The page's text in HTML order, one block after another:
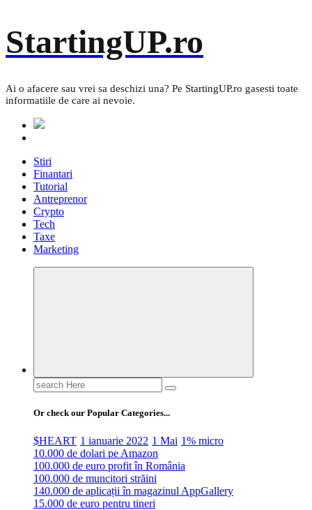
to
content
StartingUP.ro
Ai o afacere sau vrei sa deschizi una? Pe StartingUP.ro gasesti toate
informatiile de care ai nevoie.
Stiri
Finantari
Tutorial
Antreprenor
Crypto
Tech
Taxe
Marketing
Search
for:
Or check our Popular Categories...
$HEART 1 ianuarie 2022 1 Mai 1% micro
10.000 de dolari pe Amazon
100.000 de euro profit în România
100.000 de muncitori străini
140.000 de aplicații în magazinul AppGallery
15.000 de euro pentru tineri